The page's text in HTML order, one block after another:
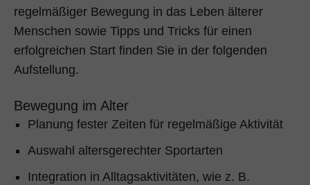
regelmäßiger Bewegung in das Leben älterer
Menschen sowie Tipps und Tricks für einen
erfolgreichen Start finden Sie in der folgenden
Aufstellung.
Bewegung im Alter
Planung fester Zeiten für regelmäßige Aktivität
Auswahl altersgerechter Sportarten
Integration in Alltagsaktivitäten, wie z. B.